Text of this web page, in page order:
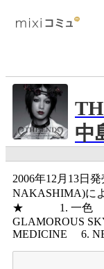
中
2006年12月13日
NAKASHIMA)に
★ 1. 一色 2.
GLAMOROUS
MEDICINE 6.